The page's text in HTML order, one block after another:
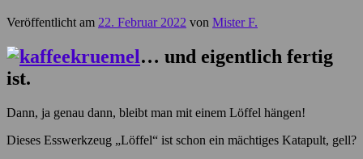
Veröffentlicht am 22. Februar 2022 von Mister F.
… und eigentlich fertig
ist.
Dann, ja genau dann, bleibt man mit einem Löffel hängen!
Dieses Esswerkzeug „Löffel“ ist schon ein mächtiges Katapult, gell?